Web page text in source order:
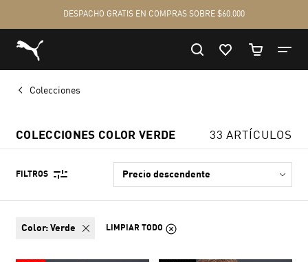
Colecciones
COLECCIONES COLOR VERDE 33 ARTÍCULOS
FILTROS
color: Verde LIMPIAR TODO